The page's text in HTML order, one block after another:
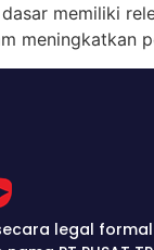
memiliki
meningkatkan
legal